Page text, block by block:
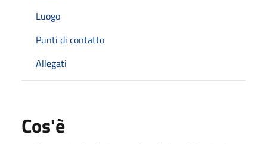
Luogo
Punti di contatto
Allegati
Cos'è